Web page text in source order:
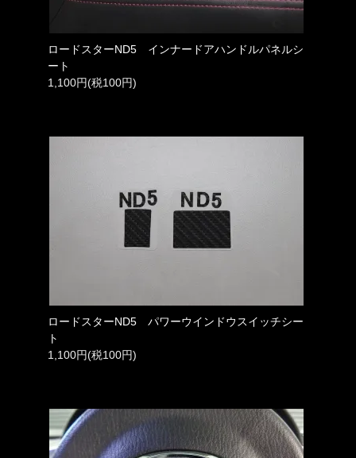
ロードスターND5 インナードアハンドルパネルシ
ート
1,100円(税100円)
ロードスターND5 パワーウインドウスイッチシー
ト
1,100円(税100円)